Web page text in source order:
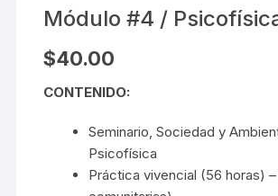
Módulo #4 /
$40.00
CONTENIDO:
Seminario, Sociedad y
Psicofísica
Práctica vivencial (56 horas)